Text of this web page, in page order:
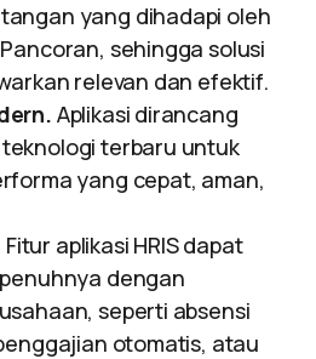
yang dihadapi oleh
sehingga solusi
relevan dan efektif.
Aplikasi dirancang
terbaru untuk
yang cepat, aman,
Fitur aplikasi HRIS dapat
dengan
seperti absensi
otomatis, atau